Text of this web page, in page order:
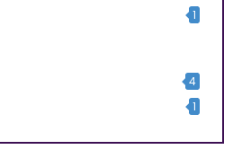
1
4
1